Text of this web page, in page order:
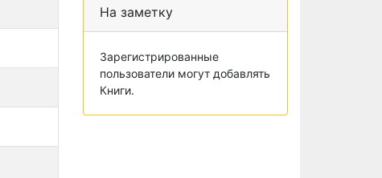
На заметку
Зарегистрированные
пользователи могут добавлять
Книги.